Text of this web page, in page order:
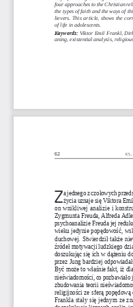
four approaches to the Christian
the types of faith and the ways of
lievers. This article, shows the
of life in adolescents.
Keywords: Viktor Emil Frankl,
aning, existential analysis,
62 k s
Za jednego z czołowych
życia uznaje się Viktora
on wnikliwej analizie i
Zygmunta Freuda, Alfreda
psychoanalizie Freuda jej
wieku jedynie popędowość,
duchowej. Stwierdził także
źródeł motywacji ludzkiego
doszukując się ich w dążeniu
przez Jung bardziej
Być może to właśnie fakt, iż
nieświadomości, co pozbawiało
zbudowania teorii
religijności ze sferą popędową
Frankla stały się jednym ze